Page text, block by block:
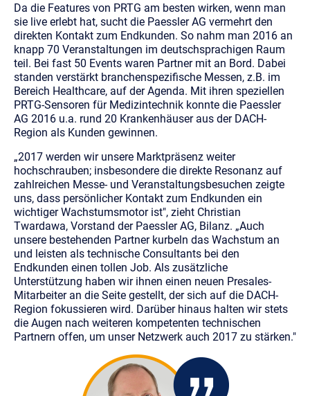
Da die Features von PRTG am besten wirken, wenn man
sie live erlebt hat, sucht die Paessler AG vermehrt den
direkten Kontakt zum Endkunden. So nahm man 2016 an
knapp 70 Veranstaltungen im deutschsprachigen Raum
teil. Bei fast 50 Events waren Partner mit an Bord. Dabei
standen verstärkt branchenspezifische Messen, z.B. im
Bereich Healthcare, auf der Agenda. Mit ihren speziellen
PRTG-Sensoren für Medizintechnik konnte die Paessler
AG 2016 u.a. rund 20 Krankenhäuser aus der DACH-
Region als Kunden gewinnen.
„2017 werden wir unsere Marktpräsenz weiter
hochschrauben; insbesondere die direkte Resonanz auf
zahlreichen Messe- und Veranstaltungsbesuchen zeigte
uns, dass persönlicher Kontakt zum Endkunden ein
wichtiger Wachstumsmotor ist", zieht Christian
Twardawa, Vorstand der Paessler AG, Bilanz. „Auch
unsere bestehenden Partner kurbeln das Wachstum an
und leisten als technische Consultants bei den
Endkunden einen tollen Job. Als zusätzliche
Unterstützung haben wir ihnen einen neuen Presales-
Mitarbeiter an die Seite gestellt, der sich auf die DACH-
Region fokussieren wird. Darüber hinaus halten wir stets
die Augen nach weiteren kompetenten technischen
Partnern offen, um unser Netzwerk auch 2017 zu stärken."